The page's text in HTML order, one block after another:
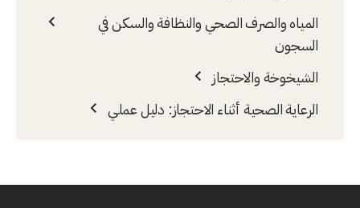
المياه والصرف الصحي والنظافة والسكن في
السجون
الشيخوخة والاحتجاز
الرعاية الصحية أثناء الاحتجاز: دليل عملي